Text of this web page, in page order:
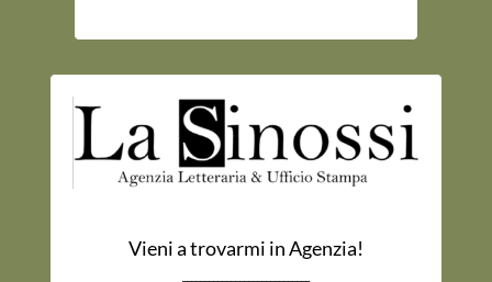
Vieni a trovarmi in Agenzia!